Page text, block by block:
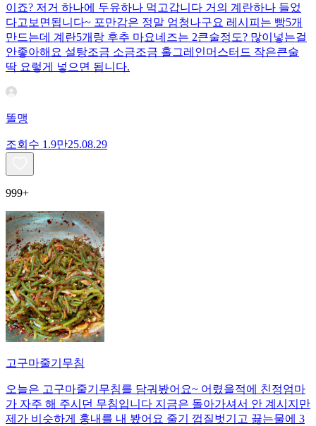
이죠? 저거 하나에 두유하나 먹고갑니다 거의 계란하나 들었
다고보면됩니다~ 포만감은 정말 엄청나구요 레시피는 빵5개
만드는데 계란5개랑 후추 마요네즈는 2큰술정도? 많이넣는걸
안좋아해요 설탕조금 소금조금 홀그레인머스터드 작은큰술
딱 요렇게 넣으면 됩니다.
똘맹
조회수 1.9만25.08.29
999+
고구마줄기무침
오늘은 고구마줄기무침를 담궈봤어요~ 어렸을적에 친정엄마
가 자주 해 주시던 무침입니다 지금은 돌아가셔서 안 계시지만
제가 비슷하게 훙내를 내 봤어요 줄기 껍질벗기고 끓는물에 3